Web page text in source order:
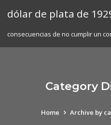
dólar de plata de
consecuencias de no cumplir un
Category
Home Archive by